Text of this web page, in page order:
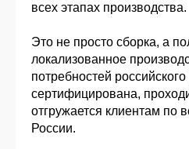
всех этапах производства.
Это не просто сборка, а
локализованное
потребностей
сертифицирована,
отгружается клиентам по
России.